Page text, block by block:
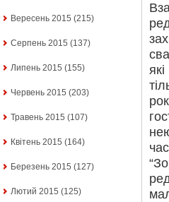
Вересень 2015 (215)
Серпень 2015 (137)
Липень 2015 (155)
Червень 2015 (203)
Травень 2015 (107)
Квітень 2015 (164)
Березень 2015 (127)
Лютий 2015 (125)